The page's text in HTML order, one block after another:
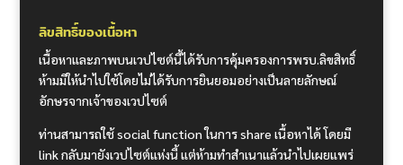
ลิขสิทธิ์ของเนื้อหา
เนื้อหาและภาพบนเวปไซต์นี้ได้รับการคุ้มครองการพรบ.ลิขสิทธิ์
ห้ามมิให้นำไปใช้โดยไม่ได้รับการยินยอมอย่างเป็นลายลักษณ์
อักษรจากเจ้าของเวปไซต์
ท่านสามารถใช้ social function ในการ share เนื้อหาได้ โดยมี
link กลับมายังเวปไซต์แห่งนี้ แต่ห้ามทำสำเนาแล้วนำไปเผยแพร่